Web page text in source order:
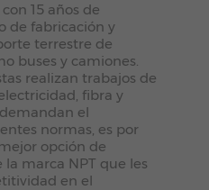
15 años de
de fabricación y
terrestre de
buses y camiones.
realizan trabajos de
fibra y
el
normas, es por
opción de
marca NPT que les
en el